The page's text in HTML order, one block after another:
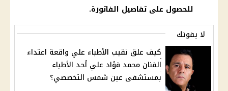
للحصول على تفاصيل الفاتورة.
لا يفوتك
كيف علق نقيب الأطباء علي واقعة اعتداء
الفنان محمد فؤاد علي أحد الأطباء
بمستشفى عين شمس التخصصي؟